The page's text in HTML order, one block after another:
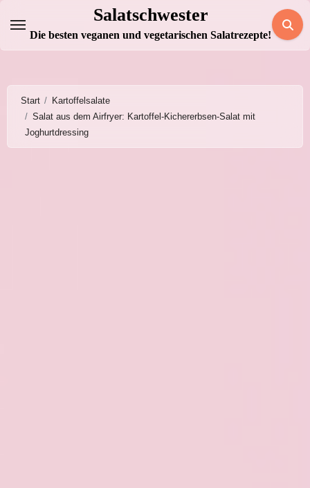
Inhalt
springen
Salatschwester
Die besten veganen und vegetarischen Salatrezepte!
Start
Kartoffelsalate
Salat aus dem Airfryer: Kartoffel-Kichererbsen-Salat mit
Joghurtdressing